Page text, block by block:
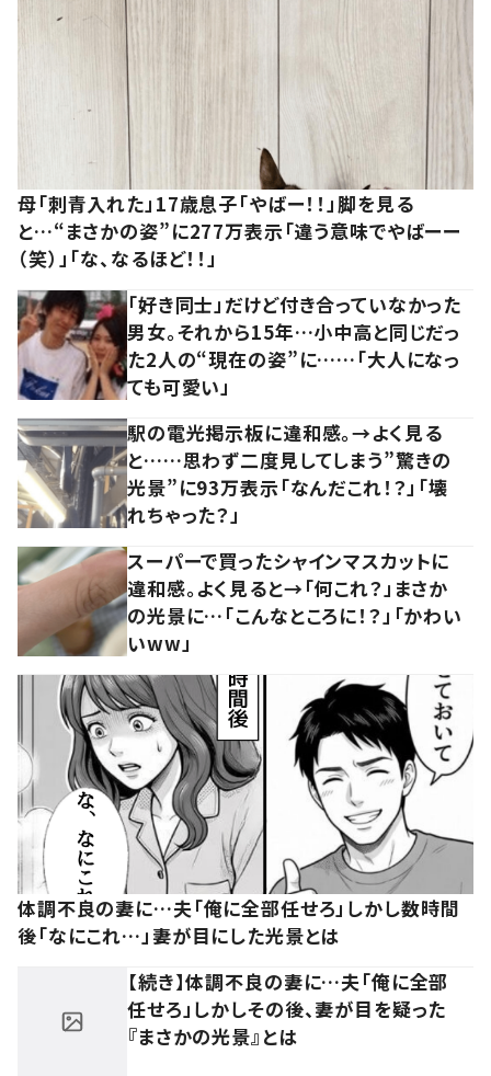
母「刺青入れた」17歳息子「やばー！！」脚を見る
と…“まさかの姿”に277万表示「違う意味でやばーー
（笑）」「な、なるほど！！」
「好き同士」だけど付き合っていなかった
男女。それから15年…小中高と同じだっ
た2人の“現在の姿”に……「大人になっ
ても可愛い」
駅の電光掲示板に違和感。→よく見る
と……思わず二度見してしまう”驚きの
光景”に93万表示「なんだこれ！？」「壊
れちゃった？」
スーパーで買ったシャインマスカットに
違和感。よく見ると→「何これ？」まさか
の光景に…「こんなところに！？」「かわい
いww」
体調不良の妻に…夫「俺に全部任せろ」しかし数時間
後「なにこれ…」妻が目にした光景とは
【続き】体調不良の妻に…夫「俺に全部
任せろ」しかしその後、妻が目を疑った
『まさかの光景』とは